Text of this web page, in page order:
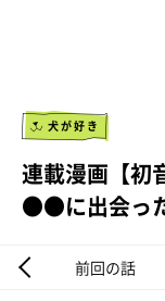
犬が好き
連載漫画【初
●●に出会っ
前回の話